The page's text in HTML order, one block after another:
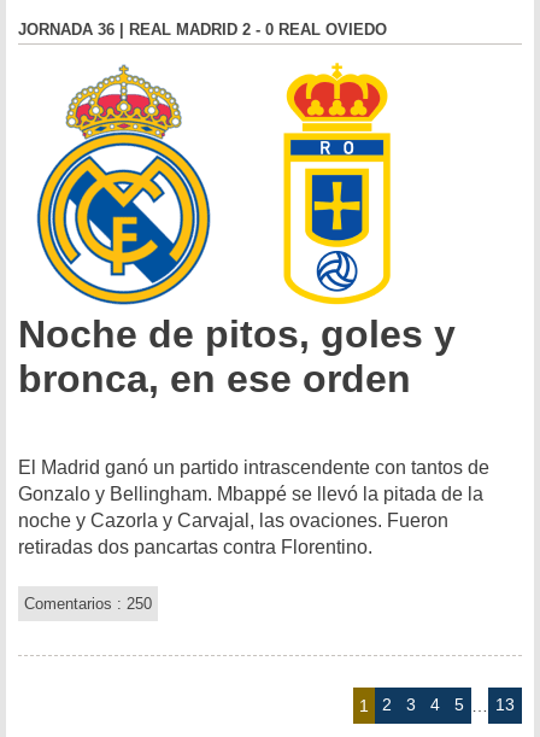
JORNADA 36 | REAL MADRID 2 - 0 REAL OVIEDO
Noche de pitos, goles y
bronca, en ese orden
El Madrid ganó un partido intrascendente con tantos de
Gonzalo y Bellingham. Mbappé se llevó la pitada de la
noche y Cazorla y Carvajal, las ovaciones. Fueron
retiradas dos pancartas contra Florentino.
Comentarios : 250
1 2 3 4 5 13